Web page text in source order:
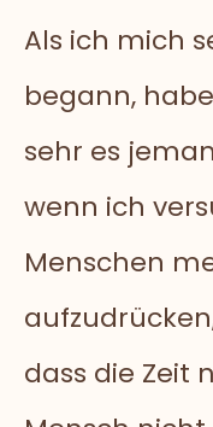
Als ich mich
begann,
sehr es
wenn ich
Menschen
dass die Zeit